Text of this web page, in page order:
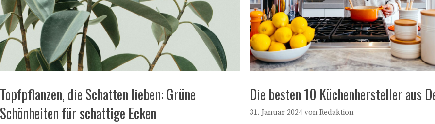
Topfpflanzen, die Schatten lieben: Grüne
Schönheiten für schattige Ecken
Die besten 10 Küchenhersteller aus
31. Januar 2024 von Redaktion